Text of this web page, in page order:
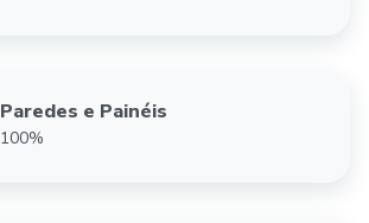
Paredes e Painéis
100%